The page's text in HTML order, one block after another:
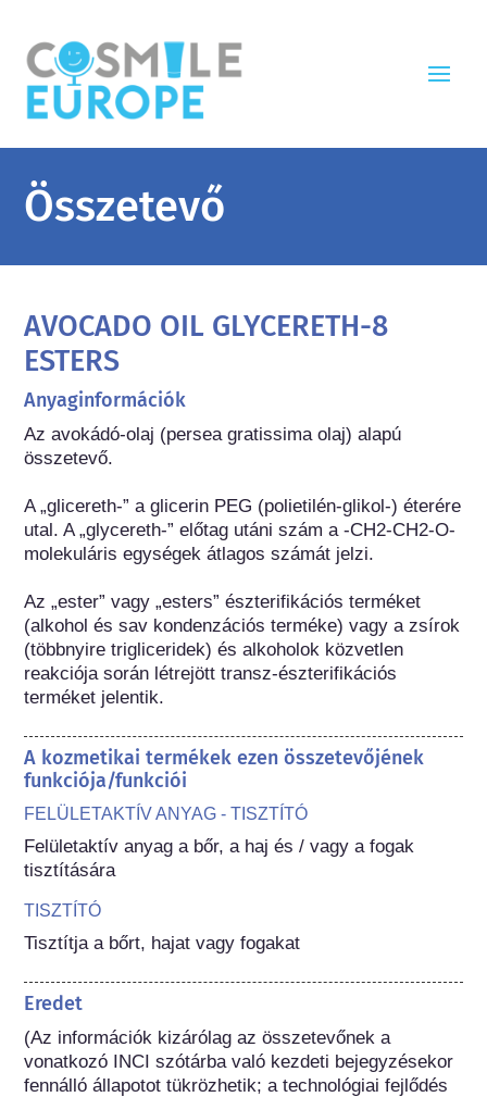
Összetevő
AVOCADO OIL GLYCERETH-8
ESTERS
Anyaginformációk
Az avokádó-olaj (persea gratissima olaj) alapú
összetevő.
A „glicereth-” a glicerin PEG (polietilén-glikol-) éterére
utal. A „glycereth-” előtag utáni szám a -CH2-CH2-O-
molekuláris egységek átlagos számát jelzi.
Az „ester” vagy „esters” észterifikációs terméket
(alkohol és sav kondenzációs terméke) vagy a zsírok
(többnyire trigliceridek) és alkoholok közvetlen
reakciója során létrejött transz-észterifikációs
terméket jelentik.
A kozmetikai termékek ezen összetevőjének
funkciója/funkciói
FELÜLETAKTÍV ANYAG - TISZTÍTÓ
Felületaktív anyag a bőr, a haj és / vagy a fogak
tisztítására
TISZTÍTÓ
Tisztítja a bőrt, hajat vagy fogakat
Eredet
(Az információk kizárólag az összetevőnek a
vonatkozó INCI szótárba való kezdeti bejegyzésekor
fennálló állapotot tükrözhetik; a technológiai fejlődés